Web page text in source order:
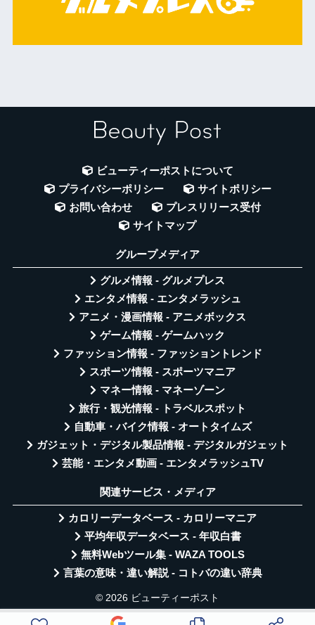
ビューティーポストについて
プライバシーポリシー
サイトポリシー
お問い合わせ
プレスリリース受付
サイトマップ
グループメディア
グルメ情報 - グルメプレス
エンタメ情報 - エンタメラッシュ
アニメ・漫画情報 - アニメボックス
ゲーム情報 - ゲームハック
ファッション情報 - ファッショントレンド
スポーツ情報 - スポーツマニア
マネー情報 - マネーゾーン
旅行・観光情報 - トラベルスポット
自動車・バイク情報 - オートタイムズ
ガジェット・デジタル製品情報 - デジタルガジェット
芸能・エンタメ動画 - エンタメラッシュTV
関連サービス・メディア
カロリーデータベース - カロリーマニア
平均年収データベース - 年収白書
無料Webツール集 - WAZA TOOLS
言葉の意味・違い解説 - コトバの違い辞典
© 2026 ビューティーポスト